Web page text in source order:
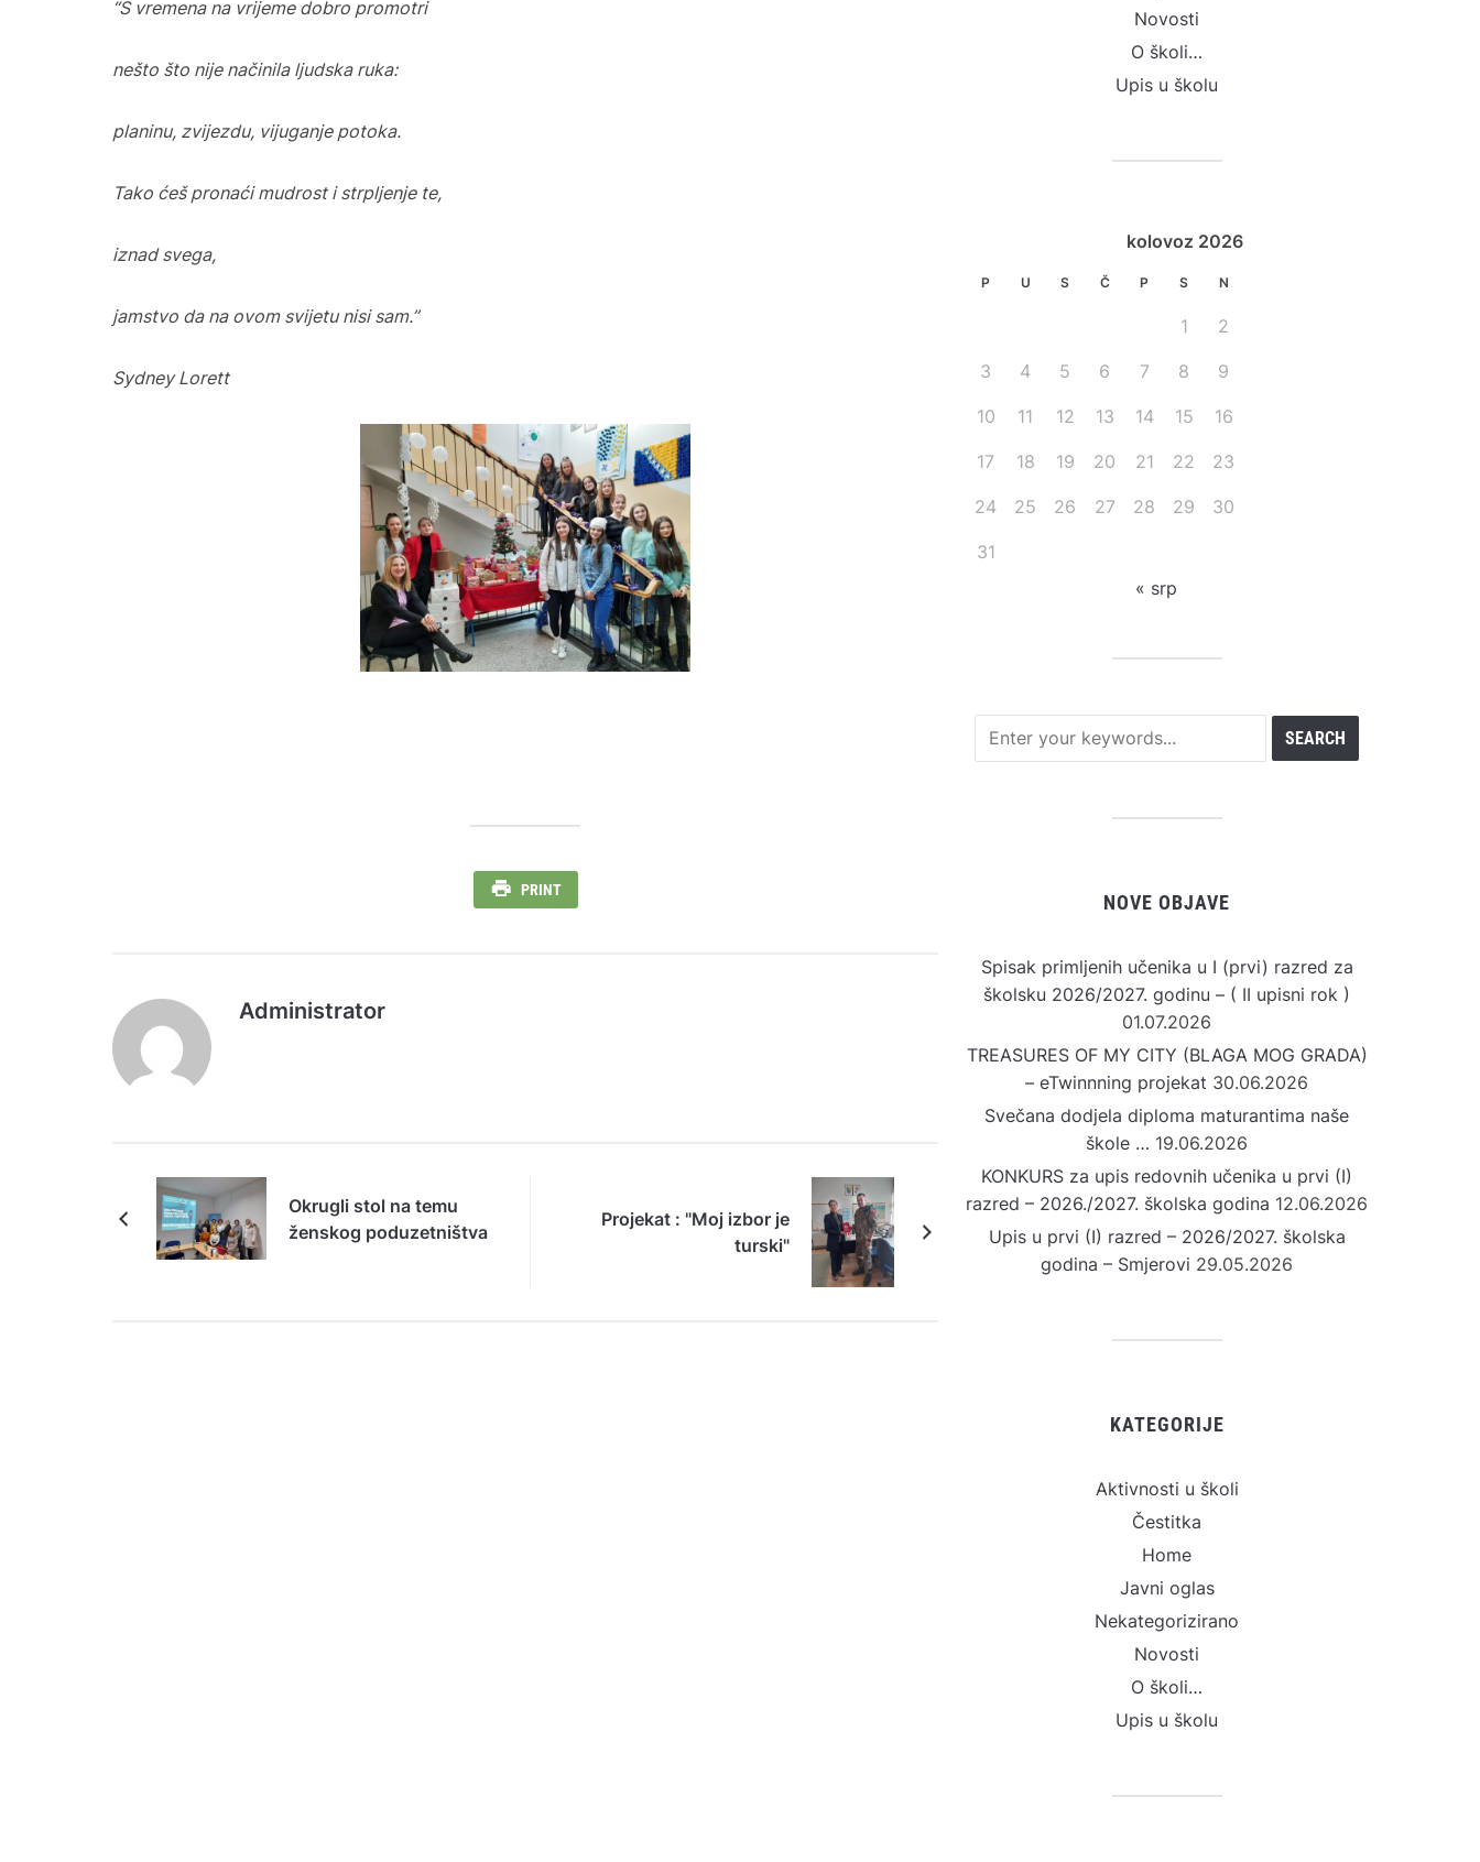
“S vremena na vrijeme dobro promotri
nešto što nije načinila ljudska ruka:
planinu, zvijezdu, vijuganje potoka.
Tako ćeš pronaći mudrost i strpljenje te,
iznad svega,
jamstvo da na ovom svijetu nisi sam.”
Sydney Lorett
PRINT
Administrator
Okrugli stol na temu
ženskog poduzetništva
Projekat : "Moj izbor je
turski"
Novosti
O školi…
Upis u školu
kolovoz 2026
P U S Č P S N
1 2
3 4 5 6 7 8 9
10 11 12 13 14 15 16
17 18 19 20 21 22 23
24 25 26 27 28 29 30
31
« srp
NOVE OBJAVE
Spisak primljenih učenika u I (prvi) razred za
školsku 2026/2027. godinu – ( II upisni rok )
01.07.2026
TREASURES OF MY CITY (BLAGA MOG GRADA)
– eTwinnning projekat 30.06.2026
Svečana dodjela diploma maturantima naše
škole … 19.06.2026
KONKURS za upis redovnih učenika u prvi (I)
razred – 2026./2027. školska godina 12.06.2026
Upis u prvi (I) razred – 2026/2027. školska
godina – Smjerovi 29.05.2026
KATEGORIJE
Aktivnosti u školi
Čestitka
Home
Javni oglas
Nekategorizirano
Novosti
O školi…
Upis u školu